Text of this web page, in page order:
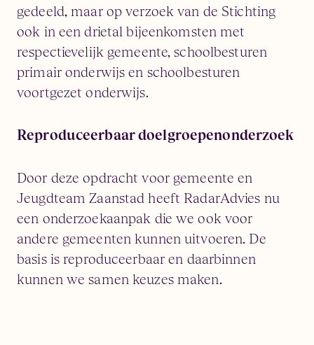
gedeeld, maar op verzoek van de Stichting
ook in een drietal bijeenkomsten met
respectievelijk gemeente, schoolbesturen
primair onderwijs en schoolbesturen
voortgezet onderwijs.
Reproduceerbaar doelgroepenonderzoek
Door deze opdracht voor gemeente en
Jeugdteam Zaanstad heeft RadarAdvies nu
een onderzoekaanpak die we ook voor
andere gemeenten kunnen uitvoeren. De
basis is reproduceerbaar en daarbinnen
kunnen we samen keuzes maken.